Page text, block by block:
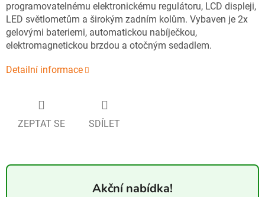
programovatelnému elektronickému regulátoru, LCD displeji,
LED světlometům a širokým zadním kolům. Vybaven je 2x
gelovými bateriemi, automatickou nabíječkou,
elektromagnetickou brzdou a otočným sedadlem.
Detailní informace
ZEPTAT SE SDÍLET
Akční nabídka!